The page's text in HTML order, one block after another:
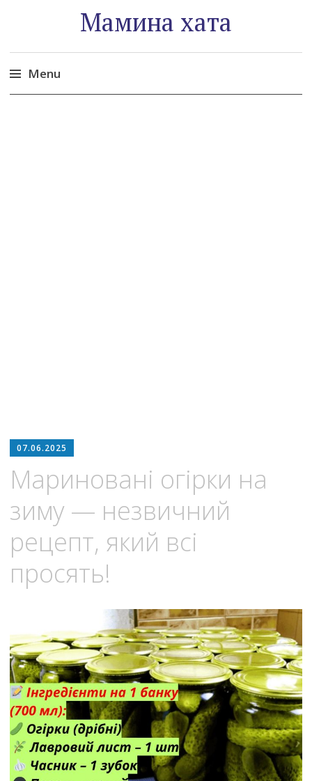
Мамина хата
Menu
07.06.2025
Мариновані огірки на
зиму — незвичний
рецепт, який всі
просять!